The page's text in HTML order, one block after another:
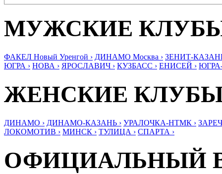
МУЖСКИЕ
ФАКЕЛ Новый Уренгой › ДИНАМО Москва › ЗЕНИТ-
ЮГРА › НОВА › ЯРОСЛАВИЧ › КУЗБАСС › ЕНИСЕЙ ›
ЖЕНСКИЕ
ДИНАМО › ДИНАМО-КАЗАНЬ › УРАЛОЧКА-НТМК ›
ЛОКОМОТИВ › МИНСК › ТУЛИЦА › СПАРТА ›
ОФИЦИАЛЬНЫЙ